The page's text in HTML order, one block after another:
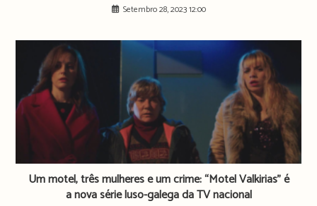
Setembro 28, 2023 12:00
Um motel, três mulheres e um crime: “Motel Valkirias” é
a nova série luso-galega da TV nacional